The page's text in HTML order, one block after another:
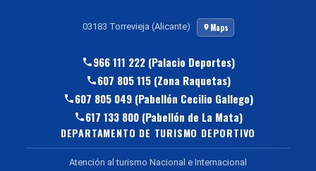
03183 Torrevieja (Alicante) Maps
966 111 222 (Palacio Deportes)
607 805 115 (Zona Raquetas)
607 805 049 (Pabellón Cecilio Gallego)
617 133 800 (Pabellón de La Mata)
DEPARTAMENTO DE TURISMO DEPORTIVO
Atención al turismo Nacional e Internacional